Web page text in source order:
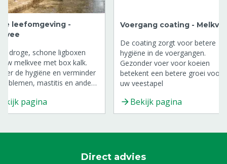
leefomgeving -
droge, schone ligboxen
melkvee met box kalk.
de hygiëne en verminder
mastitis en andere
(kalk) voor in uw
kalveriglo's en
pagina
Voergang coating -
De coating zorgt voor betere
hygiëne in de voergangen.
Gezonder voer voor koeien
betekent een betere groei voor
uw veestapel
Bekijk pagina
Direct advies